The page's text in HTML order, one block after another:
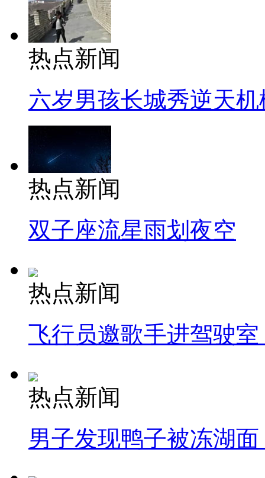
热点新闻
六岁男孩长城秀逆天机
热点新闻
双子座流星雨划夜空
热点新闻
飞行员邀歌手进驾驶
热点新闻
男子发现鸭子被冻湖